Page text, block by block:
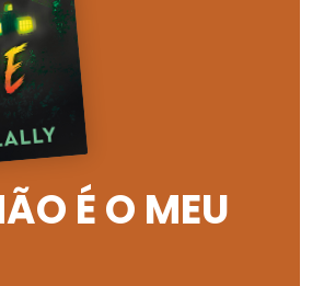
É O MEU